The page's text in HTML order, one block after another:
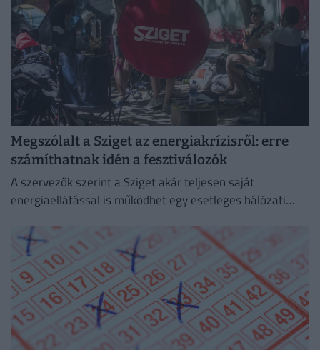
Megszólalt a Sziget az energiakrízisről: erre
számíthatnak idén a fesztiválozók
A szervezők szerint a Sziget akár teljesen saját
energiaellátással is működhet egy esetleges hálózati